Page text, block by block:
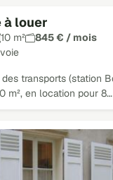
à louer
10 m²
845 € / mois
des transports (station
m², en location pour 8…